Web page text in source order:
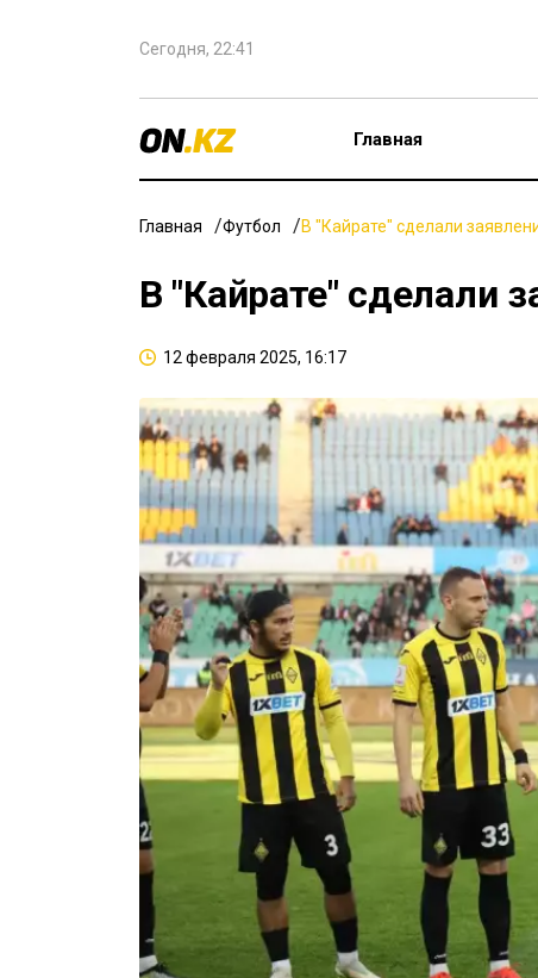
Сегодня, 22:41
Главная
Главная Футбол В "Кайрате" сделали
В "Кайрате" сделали
12 февраля 2025, 16:17